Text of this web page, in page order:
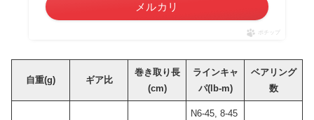
メルカリ
ポチップ
自重(g) ギア比
巻き取り長
(cm)
ラインキャ
パ(lb-m)
ベアリング
数
N6-45, 8-45